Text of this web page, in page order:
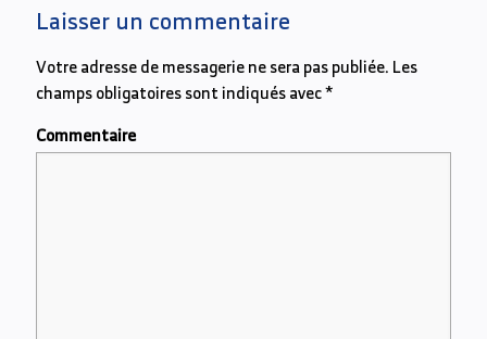
Laisser un commentaire
Votre adresse de messagerie ne sera pas publiée.Les
champs obligatoires sont indiqués avec*
Commentaire